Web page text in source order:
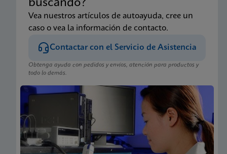
buscando?
Vea nuestros artículos de autoayuda, cree un
caso o vea la información de contacto.
Contactar con el Servicio de Asistencia
Obtenga ayuda con pedidos y envíos, atención para productos y
todo lo demás.